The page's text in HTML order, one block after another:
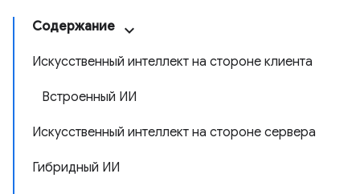
Содержание
Искусственный интеллект на стороне клиента
Встроенный ИИ
Искусственный интеллект на стороне сервера
Гибридный ИИ